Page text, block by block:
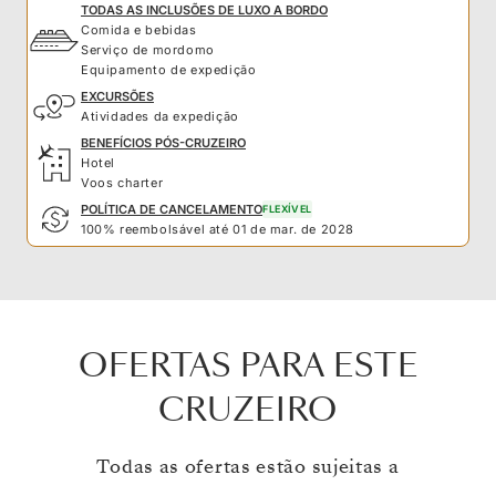
TODAS AS INCLUSÕES DE LUXO A BORDO
Comida e bebidas
Serviço de mordomo
Equipamento de expedição
EXCURSÕES
Atividades da expedição
BENEFÍCIOS PÓS-CRUZEIRO
Hotel
Voos charter
POLÍTICA DE CANCELAMENTOFLEXÍVEL
100% reembolsável até 01 de mar. de 2028
OFERTAS PARA ESTE
CRUZEIRO
Todas as ofertas estão sujeitas a